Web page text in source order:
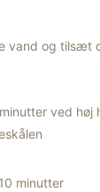
vand og tilsæt
ved
minutter